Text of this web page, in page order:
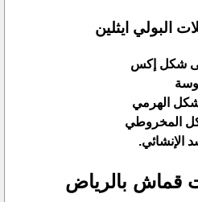
البولي ايثلين
شكل إكس
الهرمي
المخروطي
الإنشائي.
قماش بالرياض